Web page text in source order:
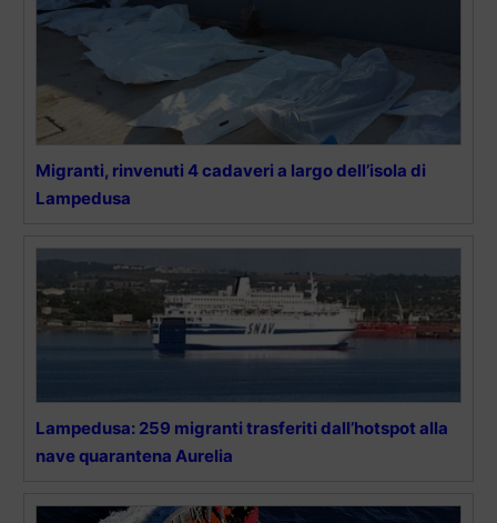
Migranti, rinvenuti 4 cadaveri a largo dell’isola di
Lampedusa
Lampedusa: 259 migranti trasferiti dall’hotspot alla
nave quarantena Aurelia